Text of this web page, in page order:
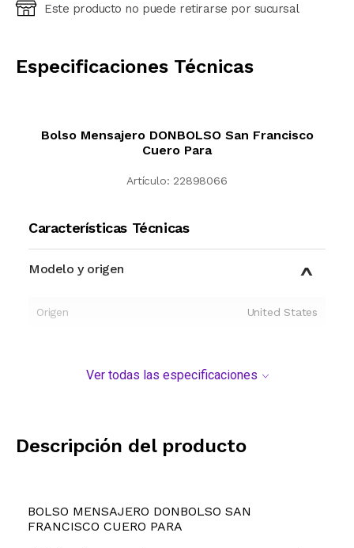
Ingresá código postal (sólo números)
Este producto no puede retirarse por sucursal
Especificaciones Técnicas
Bolso Mensajero DONBOLSO San Francisco
Cuero Para
Artículo: 22898066
Características Técnicas
Modelo y origen
Origen United States
Ver todas las especificaciones
Descripción del producto
BOLSO MENSAJERO DONBOLSO SAN
FRANCISCO CUERO PARA